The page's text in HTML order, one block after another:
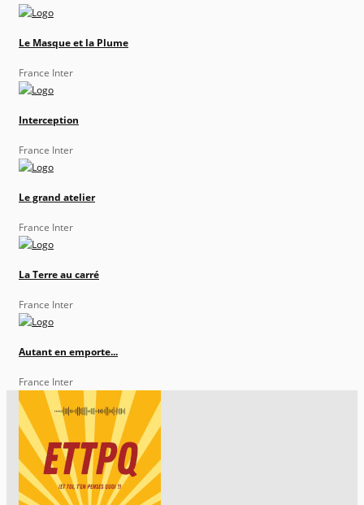
Le Masque et la Plume
France Inter
Interception
France Inter
Le grand atelier
France Inter
La Terre au carré
France Inter
Autant en emporte...
France Inter